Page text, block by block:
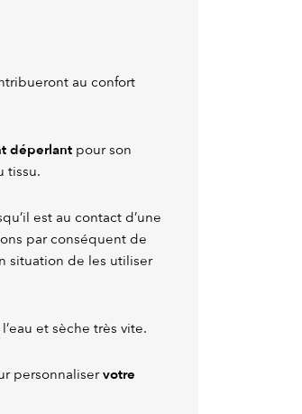
au confort
déperlant pour son
tissu.
est au contact d’une
par conséquent de
situation de les utiliser
et sèche très vite.
personnaliservotre